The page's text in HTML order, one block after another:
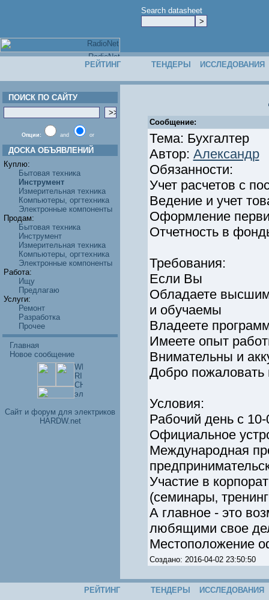
Search datasheet
РЕЙТИНГ ТЕНДЕРЫ ИССЛЕДОВАНИЯ
ПОИСК ПО САЙТУ
Опции: and or
ДОСКА ОБЪЯВЛЕНИЙ
Куплю:
Бытовая техника
Инструмент
Измерительная техника
Компьютеры, оргтехника
Электронные компоненты
Продам:
Бытовая техника
Инструмент
Измерительная техника
Компьютеры, оргтехника
Электронные компоненты
Работа:
Ищу
Предлагаю
Услуги:
Ремонт
Разработка
Прочее
Главная
Новое сообщение
Cайт и форум для электриков
HARDW.net
Сообщение:
Тема: Бухгалтер
Автор: Александр
Обязанности:
Учет расчетов с
Ведение и учет
Оформление
Отчетность в
Требования:
Если Вы
Обладаете высшим
и обучаемы
Владеете
Имеете опыт
Внимательны и
Добро пожаловать
Условия:
Рабочий день с
Официальное
Международная
Участие в
(семинары‚
А главное - это
любящими свое
Местоположение
Создано: 2016-04-02 23:50:50
РЕЙТИНГ ТЕНДЕРЫ ИССЛЕДОВАНИЯ